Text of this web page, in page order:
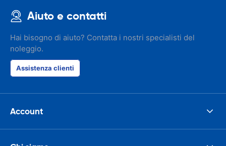
Aiuto e contatti
Hai bisogno di aiuto? Contatta i nostri specialisti del
noleggio.
Assistenza clienti
Account